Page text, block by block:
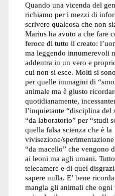
Quando una vicenda del
richiamo per i mezzi di
scrivere qualcosa che non
Marius ha avuto a che fare
feroce di tutto il creato:
ma leggendo innumerevoli
addentra in un vero e
cui non si esce. Molti si
per quelle immagini di
animale ma è giusto
quotidianamente,
l’inquietante “disciplina
“da laboratorio” per “studi
quella falsa scienza che è la
vivisezione/
“da macello” che vengono
ai leoni ma agli umani.
telecamere e di quei
sapere nulla. E’ bene
mangia gli animali che ogni